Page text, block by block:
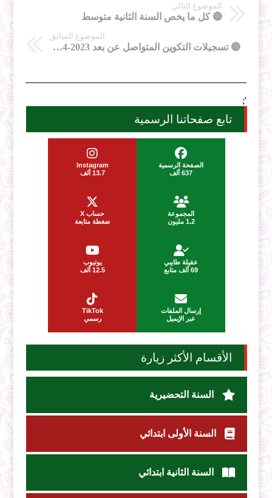
الموضوع التالي
🔴 كل ما يخص السنة الثانية متوسط
الموضوع السابق
🔴 تسجيلات التكوين المتواصل عن بعد 2023-2024
';
تابع صفحاتنا الرسمية
الصفحة الرسمية
637 ألف
Instagram
13.7 ألف
المجموعة
1.2 مليون
حساب X
ضغطة متابعة
عقيلة طايبي
69 ألف متابع
يوتيوب
12.5 ألف
إرسال الملفات
عبر الإيميل
TikTok
رسمي
الأقسام الأكثر زيارة
السنة التحضيرية
السنة الأولى ابتدائي
السنة الثانية ابتدائي